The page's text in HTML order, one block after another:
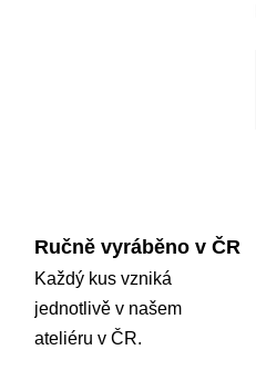
Ručně vyráběno v ČR
Každý kus vzniká
jednotlivě v našem
ateliéru v ČR.